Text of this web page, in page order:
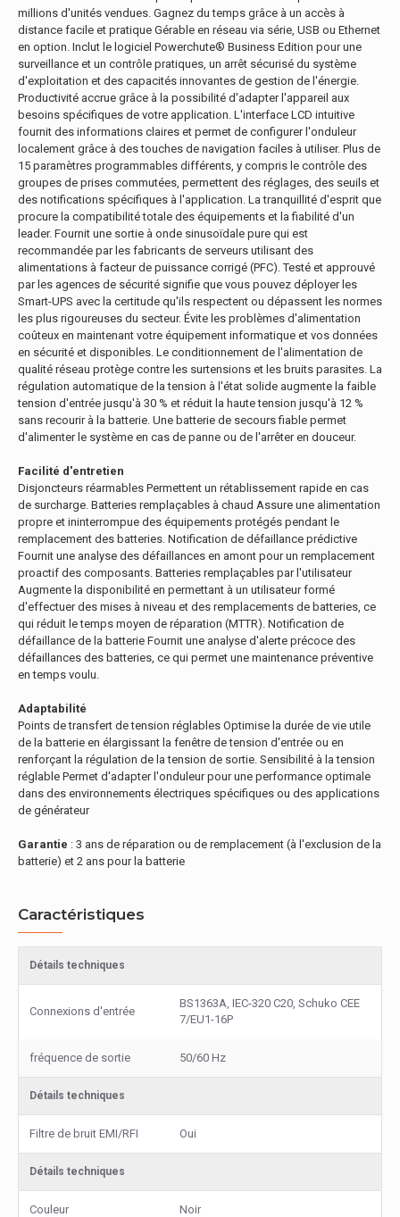
millions d'unités vendues. Gagnez du temps grâce à un accès à
distance facile et pratique Gérable en réseau via série, USB ou Ethernet
en option. Inclut le logiciel Powerchute® Business Edition pour une
surveillance et un contrôle pratiques, un arrêt sécurisé du système
d'exploitation et des capacités innovantes de gestion de l'énergie.
Productivité accrue grâce à la possibilité d'adapter l'appareil aux
besoins spécifiques de votre application. L'interface LCD intuitive
fournit des informations claires et permet de configurer l'onduleur
localement grâce à des touches de navigation faciles à utiliser. Plus de
15 paramètres programmables différents, y compris le contrôle des
groupes de prises commutées, permettent des réglages, des seuils et
des notifications spécifiques à l'application. La tranquillité d'esprit que
procure la compatibilité totale des équipements et la fiabilité d'un
leader. Fournit une sortie à onde sinusoïdale pure qui est
recommandée par les fabricants de serveurs utilisant des
alimentations à facteur de puissance corrigé (PFC). Testé et approuvé
par les agences de sécurité signifie que vous pouvez déployer les
Smart-UPS avec la certitude qu'ils respectent ou dépassent les normes
les plus rigoureuses du secteur. Évite les problèmes d'alimentation
coûteux en maintenant votre équipement informatique et vos données
en sécurité et disponibles. Le conditionnement de l'alimentation de
qualité réseau protège contre les surtensions et les bruits parasites. La
régulation automatique de la tension à l'état solide augmente la faible
tension d'entrée jusqu'à 30 % et réduit la haute tension jusqu'à 12 %
sans recourir à la batterie. Une batterie de secours fiable permet
d'alimenter le système en cas de panne ou de l'arrêter en douceur.
Facilité d'entretien
Disjoncteurs réarmables Permettent un rétablissement rapide en cas
de surcharge. Batteries remplaçables à chaud Assure une alimentation
propre et ininterrompue des équipements protégés pendant le
remplacement des batteries. Notification de défaillance prédictive
Fournit une analyse des défaillances en amont pour un remplacement
proactif des composants. Batteries remplaçables par l'utilisateur
Augmente la disponibilité en permettant à un utilisateur formé
d'effectuer des mises à niveau et des remplacements de batteries, ce
qui réduit le temps moyen de réparation (MTTR). Notification de
défaillance de la batterie Fournit une analyse d'alerte précoce des
défaillances des batteries, ce qui permet une maintenance préventive
en temps voulu.
Adaptabilité
Points de transfert de tension réglables Optimise la durée de vie utile
de la batterie en élargissant la fenêtre de tension d'entrée ou en
renforçant la régulation de la tension de sortie. Sensibilité à la tension
réglable Permet d'adapter l'onduleur pour une performance optimale
dans des environnements électriques spécifiques ou des applications
de générateur
Garantie : 3 ans de réparation ou de remplacement (à l'exclusion de la
batterie) et 2 ans pour la batterie
Caractéristiques
Détails techniques
Connexions d'entrée
BS1363A, IEC-320 C20, Schuko CEE
7/EU1-16P
fréquence de sortie 50/60 Hz
Détails techniques
Filtre de bruit EMI/RFI Oui
Détails techniques
Couleur Noir